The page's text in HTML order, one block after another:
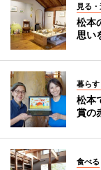
見る
松本
思い
暮らす
松本
賞の
食べる